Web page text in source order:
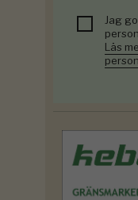
Jag
Läs